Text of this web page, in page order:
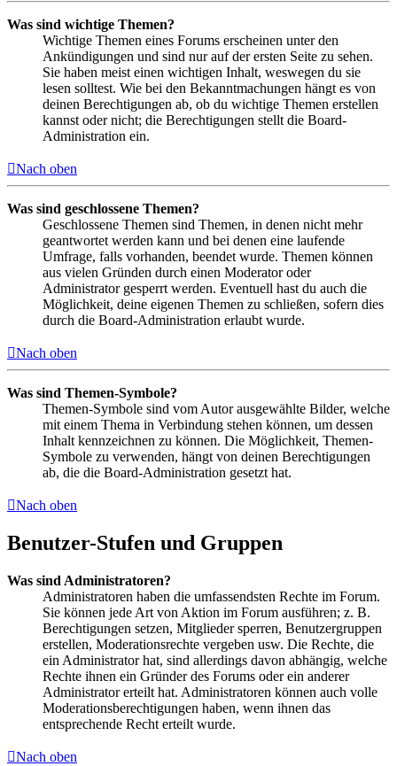
Was sind wichtige Themen?
Wichtige Themen eines Forums erscheinen unter den
Ankündigungen und sind nur auf der ersten Seite zu sehen.
Sie haben meist einen wichtigen Inhalt, weswegen du sie
lesen solltest. Wie bei den Bekanntmachungen hängt es von
deinen Berechtigungen ab, ob du wichtige Themen erstellen
kannst oder nicht; die Berechtigungen stellt die Board-
Administration ein.
Nach oben
Was sind geschlossene Themen?
Geschlossene Themen sind Themen, in denen nicht mehr
geantwortet werden kann und bei denen eine laufende
Umfrage, falls vorhanden, beendet wurde. Themen können
aus vielen Gründen durch einen Moderator oder
Administrator gesperrt werden. Eventuell hast du auch die
Möglichkeit, deine eigenen Themen zu schließen, sofern dies
durch die Board-Administration erlaubt wurde.
Nach oben
Was sind Themen-Symbole?
Themen-Symbole sind vom Autor ausgewählte Bilder, welche
mit einem Thema in Verbindung stehen können, um dessen
Inhalt kennzeichnen zu können. Die Möglichkeit, Themen-
Symbole zu verwenden, hängt von deinen Berechtigungen
ab, die die Board-Administration gesetzt hat.
Nach oben
Benutzer-Stufen und Gruppen
Was sind Administratoren?
Administratoren haben die umfassendsten Rechte im Forum.
Sie können jede Art von Aktion im Forum ausführen; z. B.
Berechtigungen setzen, Mitglieder sperren, Benutzergruppen
erstellen, Moderationsrechte vergeben usw. Die Rechte, die
ein Administrator hat, sind allerdings davon abhängig, welche
Rechte ihnen ein Gründer des Forums oder ein anderer
Administrator erteilt hat. Administratoren können auch volle
Moderationsberechtigungen haben, wenn ihnen das
entsprechende Recht erteilt wurde.
Nach oben